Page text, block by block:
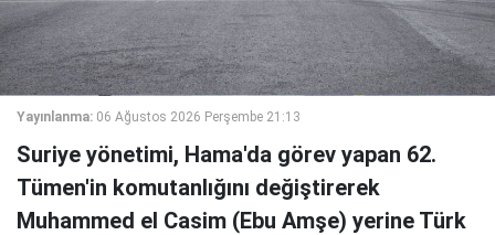
Yayınlanma: 06 Ağustos 2026 Perşembe 21:13
Suriye yönetimi, Hama'da görev yapan 62.
Tümen'in komutanlığını değiştirerek
Muhammed el Casim (Ebu Amşe) yerine Türk